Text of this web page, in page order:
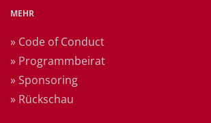
MEHR
» Code of Conduct
» Programmbeirat
» Sponsoring
» Rückschau